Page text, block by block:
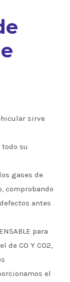
sirve
su
gases de
comprobando
antes
para
de CO Y CO2,
el